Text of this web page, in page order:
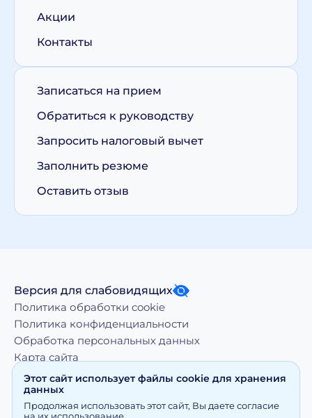
Акции
Контакты
Записаться на прием
Обратиться к руководству
Запросить налоговый вычет
Заполнить резюме
Оставить отзыв
Версия для слабовидящих
Политика обработки cookie
Политика конфиденциальности
Обработка персональных данных
Карта сайта
использование материалов, размещенных на moy-
Этот сайт использует файлы cookie для хранения
данных
Продолжая использовать этот сайт, Вы даете согласие